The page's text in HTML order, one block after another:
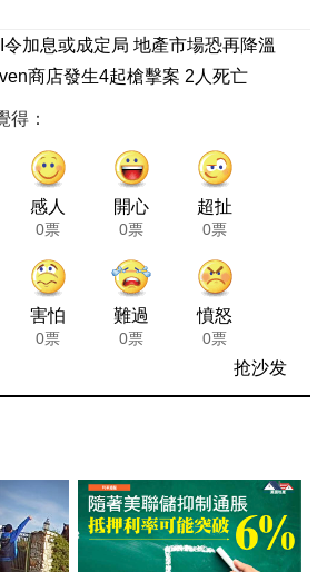
加息或成定局 地產市場恐再降溫
商店發生4起槍擊案 2人死亡
得：
感人
0票
開心
0票
超扯
0票
害怕
0票
難過
0票
憤怒
0票
抢沙发